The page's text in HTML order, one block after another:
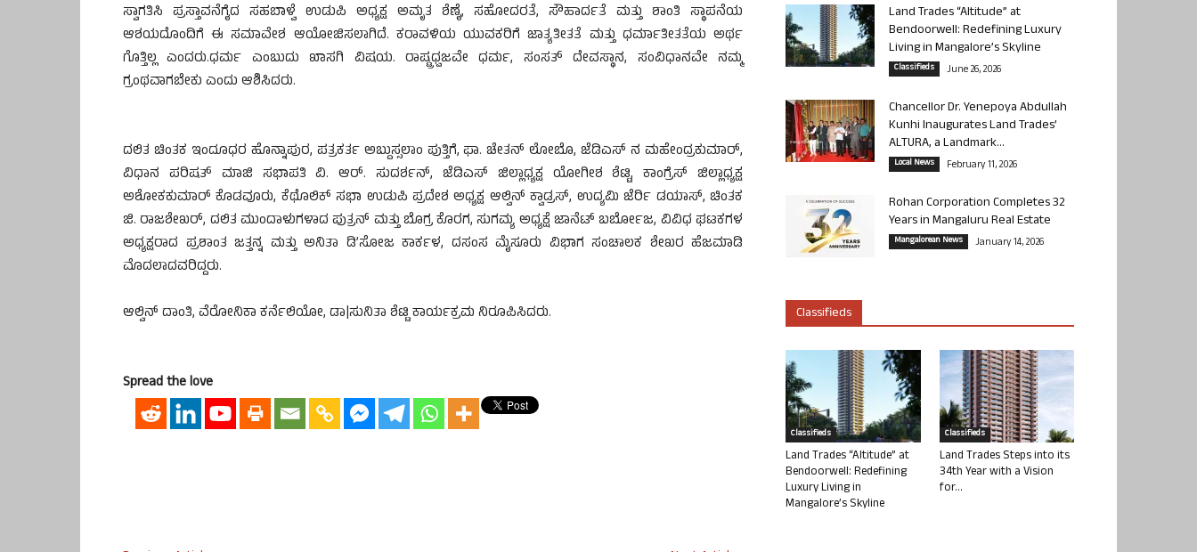
ಸ್ವಾಗತಿಸಿ ಪ್ರಸ್ತಾವನೆಗೈದ ಸಹಬಾಳ್ವೆ ಉಡುಪಿ ಅಧ್ಯಕ್ಷ ಅಮೃತ ಶೆಣೈ, ಸಹೋದರತೆ, ಸೌಹಾರ್ದತೆ ಮತ್ತು ಶಾಂತಿ ಸ್ಥಾಪನೆಯ
ಆಶಯದೊಂದಿಗೆ ಈ ಸಮಾವೇಶ ಆಯೋಜಿಸಲಾಗಿದೆ. ಕರಾವಳಿಯ ಯುವಕರಿಗೆ ಜಾತ್ಯತೀತತೆ ಮತ್ತು ಧರ್ಮಾತೀತತೆಯ ಅರ್ಥ
ಗೊತ್ತಿಲ್ಲ ಎಂದರು.ಧರ್ಮ ಎಂಬುದು ಖಾಸಗಿ ವಿಷಯ. ರಾಷ್ಟ್ರಧ್ವಜವೇ ಧರ್ಮ, ಸಂಸತ್ ದೇವಸ್ಥಾನ, ಸಂವಿಧಾನವೇ ನಮ್ಮ
ಗ್ರಂಥವಾಗಬೇಕು ಎಂದು ಆಶಿಸಿದರು.
ದಲಿತ ಚಿಂತಕ ಇಂದೂಧರ ಹೊನ್ನಾಪುರ, ಪತ್ರಕರ್ತ ಅಬ್ದುಸ್ಸಲಾಂ ಪುತ್ತಿಗೆ, ಫಾ. ಚೇತನ್ ಲೋಬೊ, ಜೆಡಿಎಸ್ ನ ಮಹೇಂದ್ರಕುಮಾರ್,
ವಿಧಾನ ಪರಿಷತ್ ಮಾಜಿ ಸಭಾಪತಿ ವಿ. ಆರ್. ಸುದರ್ಶನ್, ಜೆಡಿಎಸ್ ಜಿಲ್ಲಾಧ್ಯಕ್ಷ ಯೋಗೀಶ ಶೆಟ್ಟಿ, ಕಾಂಗ್ರೆಸ್ ಜಿಲ್ಲಾಧ್ಯಕ್ಷ
ಅಶೋಕಕುಮಾರ್ ಕೊಡವೂರು, ಕೆಥೊಲಿಕ್ ಸಭಾ ಉಡುಪಿ ಪ್ರದೇಶ ಅಧ್ಯಕ್ಷ ಆಲ್ವಿನ್ ಕ್ವಾಡ್ರಸ್, ಉದ್ಯಮಿ ಜೆರ್ರಿ ಡಯಾಸ್, ಚಿಂತಕ
ಜಿ. ರಾಜಶೇಖರ್, ದಲಿತ ಮುಂದಾಳುಗಳಾದ ಪುತ್ರನ್ ಮತ್ತು ಬೊಗ್ರ ಕೊರಗ, ಸುಗಮ್ಯ ಅಧ್ಯಕ್ಷೆ ಜಾನೆಟ್ ಬರ್ಬೋಜ, ವಿವಿಧ ಘಟಕಗಳ
ಅಧ್ಯಕ್ಷರಾದ ಪ್ರಶಾಂತ ಜತ್ತನ್ನ ಮತ್ತು ಅನಿತಾ ಡಿ’ಸೋಜ ಕಾರ್ಕಳ, ದಸಂಸ ಮೈಸೂರು ವಿಭಾಗ ಸಂಚಾಲಕ ಶೇಖರ ಹೆಜಮಾಡಿ
ಮೊದಲಾದವರಿದ್ದರು.
ಆಲ್ವಿನ್ ದಾಂತಿ, ವೆರೋನಿಕಾ ಕರ್ನೆಲಿಯೋ, ಡಾ|ಸುನಿತಾ ಶೆಟ್ಟಿ ಕಾರ್ಯಕ್ರಮ ನಿರೂಪಿಸಿದರು.
Spread the love
Land Trades “Altitude” at
Bendoorwell: Redefining Luxury
Living in Mangalore’s Skyline
Classifieds June 26, 2026
Chancellor Dr. Yenepoya Abdullah
Kunhi Inaugurates Land Trades’
ALTURA, a Landmark...
Local News February 11, 2026
Rohan Corporation Completes 32
Years in Mangaluru Real Estate
Mangalorean News January 14, 2026
Classifieds
Classifieds
Land Trades “Altitude” at
Bendoorwell: Redefining
Luxury Living in
Mangalore’s Skyline
Classifieds
Land Trades Steps into its
34th Year with a Vision
for...